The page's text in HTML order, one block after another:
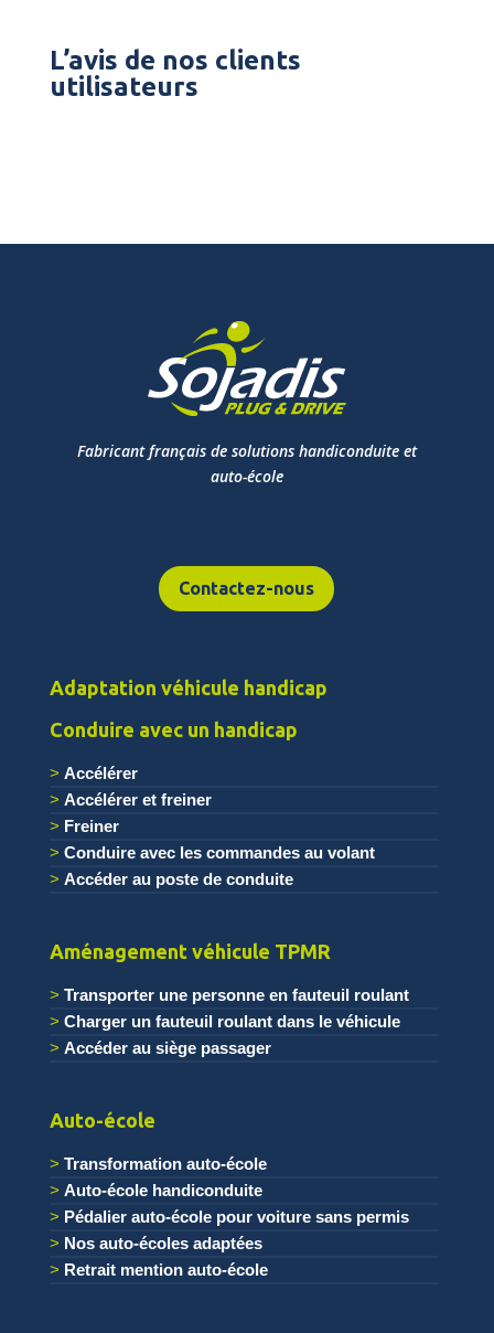
L’avis de nos clients
utilisateurs
Fabricant français de solutions handiconduite et
auto-école
Contactez-nous
Adaptation véhicule handicap
Conduire avec un handicap
Accélérer
Accélérer et freiner
Freiner
Conduire avec les commandes au volant
Accéder au poste de conduite
Aménagement véhicule TPMR
Transporter une personne en fauteuil roulant
Charger un fauteuil roulant dans le véhicule
Accéder au siège passager
Auto-école
Transformation auto-école
Auto-école handiconduite
Pédalier auto-école pour voiture sans permis
Nos auto-écoles adaptées
Retrait mention auto-école